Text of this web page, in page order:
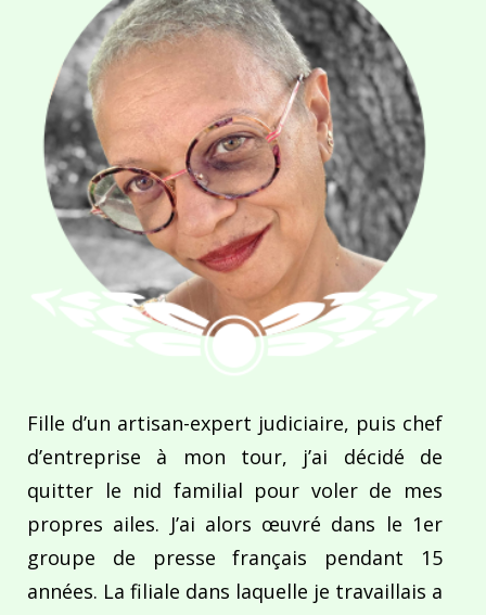
Fille d’un artisan-expert judiciaire, puis chef
d’entreprise à mon tour, j’ai décidé de
quitter le nid familial pour voler de mes
propres ailes. J’ai alors œuvré dans le 1er
groupe de presse français pendant 15
années. La filiale dans laquelle je travaillais a